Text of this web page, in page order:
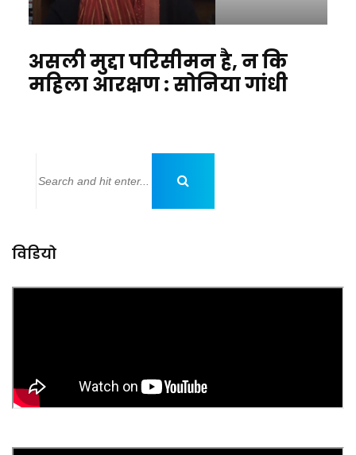
असली मुद्दा परिसीमन है, न कि
महिला आरक्षण : सोनिया गांधी
विडियो